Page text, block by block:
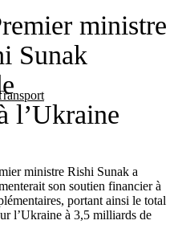
ministre
Sunak
l’Ukraine
ministre Rishi Sunak a
son soutien financier à
portant ainsi le total
l’Ukraine à 3,5 milliards de